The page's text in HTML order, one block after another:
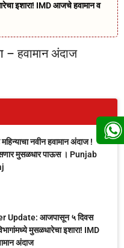
इशारा! IMD आजचे हवामान व
–हवामान अंदाज
नवीन हवामान अंदाज !
मुसळधार पाऊस । Punjab
Update: आजपासून ५ दिवस
मुसळधारेचा इशारा! IMD
अंदाज